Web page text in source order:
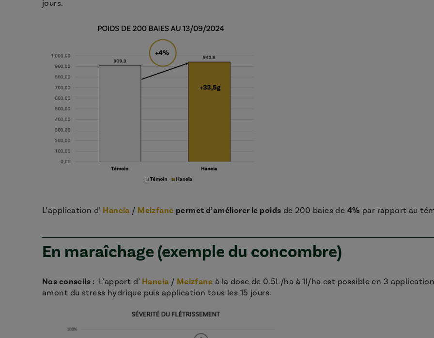
jours.
L’application d’ Haneia / Meizfane permet d’améliorer le poids de 200 baies de 4% par rapport au
En maraîchage (exemple du concombre)
Nos conseils :L’apport d’ Haneia / Meizfane à la dose de 0.5L/ha à 1l/ha est possible en 3
amont du stress hydrique puis application tous les 15 jours.